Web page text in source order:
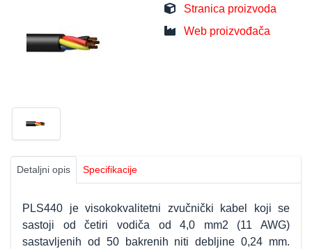
Stranica proizvoda
Web proizvođača
Detaljni opis Specifikacije
PLS440 je visokokvalitetni zvučnički kabel koji se
sastoji od četiri vodiča od 4,0 mm2 (11 AWG)
sastavljenih od 50 bakrenih niti debljine 0,24 mm.